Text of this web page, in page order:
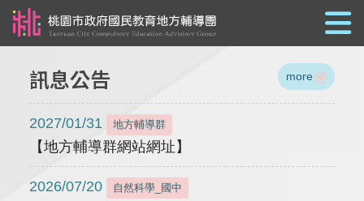
訊息公告 more
2027/01/31 地方輔導群
【地方輔導群網站網址】
2026/07/20 自然科學_國中